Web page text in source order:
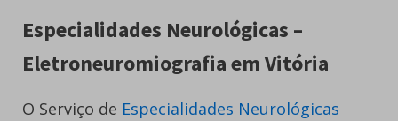
Especialidades Neurológicas –
Eletroneuromiografia em Vitória
O Serviço de Especialidades Neurológicas